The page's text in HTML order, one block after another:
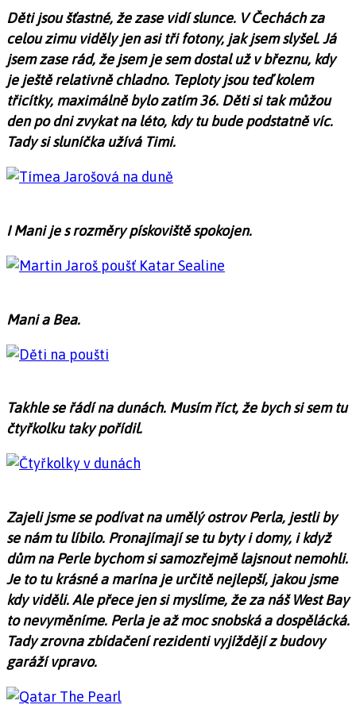
Děti jsou šťastné, že zase vidí slunce. V Čechách za
celou zimu viděly jen asi tři fotony, jak jsem slyšel. Já
jsem zase rád, že jsem je sem dostal už v březnu, kdy
je ještě relativně chladno. Teploty jsou teď kolem
třicítky, maximálně bylo zatím 36. Děti si tak můžou
den po dni zvykat na léto, kdy tu bude podstatně víc.
Tady si sluníčka užívá Timi.
I Mani je s rozměry pískoviště spokojen.
Mani a Bea.
Takhle se řádí na dunách. Musím říct, že bych si sem tu
čtyřkolku taky pořídil.
Zajeli jsme se podívat na umělý ostrov Perla, jestli by
se nám tu líbilo. Pronajímají se tu byty i domy, i když
dům na Perle bychom si samozřejmě lajsnout nemohli.
Je to tu krásné a marína je určitě nejlepší, jakou jsme
kdy viděli. Ale přece jen si myslíme, že za náš West Bay
to nevyměníme. Perla je až moc snobská a dospělácká.
Tady zrovna zbídačení rezidenti vyjíždějí z budovy
garáží vpravo.